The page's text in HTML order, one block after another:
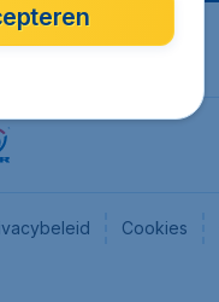
Cookies